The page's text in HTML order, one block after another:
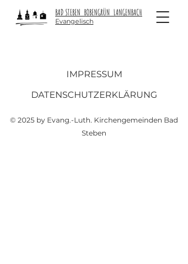
BAD STEBEN BOBENGRÜN LANGENBACH
Evangelisch
IMPRESSUM
DATENSCHUTZERKLÄRUNG
© 2025 by Evang.-Luth. Kirchengemeinden Bad
Steben